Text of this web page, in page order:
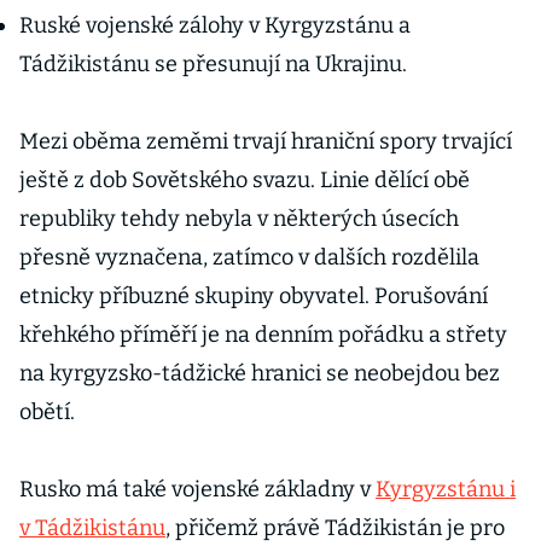
Ruské vojenské zálohy v Kyrgyzstánu a
Tádžikistánu se přesunují na Ukrajinu.
Mezi oběma zeměmi trvají hraniční spory trvající
ještě z dob Sovětského svazu. Linie dělící obě
republiky tehdy nebyla v některých úsecích
přesně vyznačena, zatímco v dalších rozdělila
etnicky příbuzné skupiny obyvatel. Porušování
křehkého příměří je na denním pořádku a střety
na kyrgyzsko-tádžické hranici se neobejdou bez
obětí.
Rusko má také vojenské základny vKyrgyzstánu i
v Tádžikistánu, přičemž právě Tádžikistán je pro